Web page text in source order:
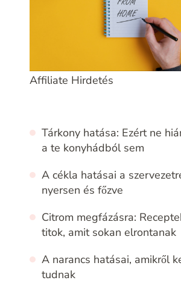
Affiliate Hirdetés
Tárkony hatása: Ezért ne
a te konyhádból sem
A cékla hatásai a
nyersen és főzve
Citrom megfázásra:
titok, amit sokan elrontanak
A narancs hatásai, amikről
tudnak